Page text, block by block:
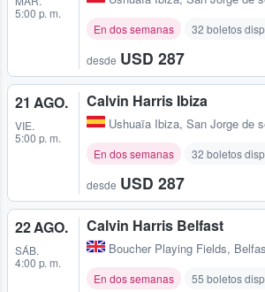
5:00 p. m.
En dos semanas 32 boletos
desde USD 287
21 AGO.
VIE.
5:00 p. m.
Calvin Harris Ibiza
Ushuaïa Ibiza, San Jorge de
En dos semanas 32 boletos
desde USD 287
22 AGO.
SÁB.
4:00 p. m.
Calvin Harris Belfast
Boucher Playing Fields,
En dos semanas 55 boletos